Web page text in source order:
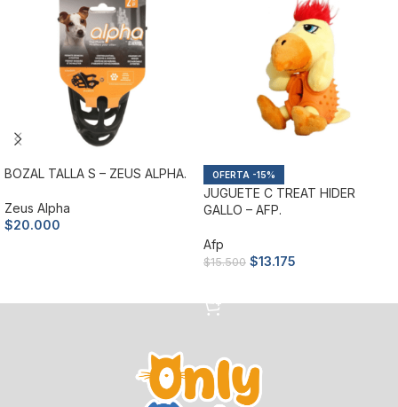
BOZAL TALLA S – ZEUS ALPHA.
Zeus Alpha
$20.000
-15%
JUGUETE C TREAT HIDER
GALLO – AFP.
Afp
$15.500 $13.175